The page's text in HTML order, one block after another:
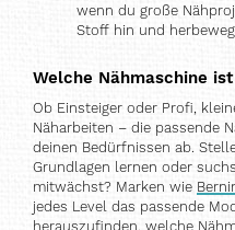
wenn du große
Stoff hin und
Welche Nähmaschine
Ob Einsteiger oder Profi,
Näharbeiten – die passende
deinen Bedürfnissen ab.
Grundlagen lernen oder
mitwächst? Marken wie
jedes Level das passende
herauszufinden, welche